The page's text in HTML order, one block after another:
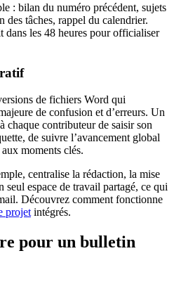
: bilan du numéro précédent, sujets
tâches, rappel du calendrier.
dans les 48 heures pour officialiser
de fichiers Word qui
de confusion et d’erreurs. Un
chaque contributeur de saisir son
de suivre l’avancement global
moments clés.
centralise la rédaction, la mise
seul espace de travail partagé, ce qui
Découvrez comment fonctionne
projetintégrés.
pour un bulletin